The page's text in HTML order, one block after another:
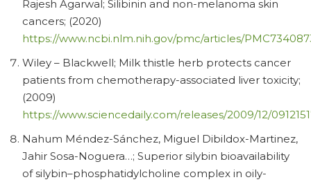
Rajesh Agarwal; Silibinin and non-melanoma skin
cancers; (2020)
https://www.ncbi.nlm.nih.gov/pmc/articles/
Wiley – Blackwell; Milk thistle herb protects cancer
patients from chemotherapy-associated liver toxicity;
(2009)
https://www.sciencedaily.com/releases/2009/12/
Nahum Méndez-Sánchez, Miguel Dibildox-Martinez,
Jahir Sosa-Noguera…; Superior silybin bioavailability
of silybin–phosphatidylcholine complex in oily-